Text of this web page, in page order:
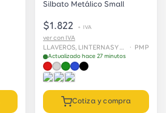
Silbato Metálico Small
$1.822 + IVA
ver con IVA
· PMP
Actualizado hace 27 minutos
Cotiza y compra